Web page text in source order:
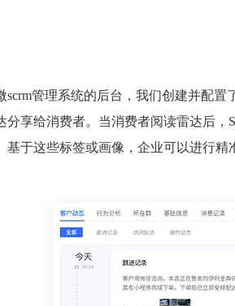
scrm管理系统的后台，我们创建并配
分享给消费者。当消费者阅读雷达后
基于这些标签或画像，企业可以进行精